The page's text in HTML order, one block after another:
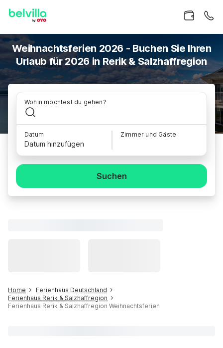
Weihnachtsferien 2026 - Buchen Sie Ihren
Urlaub für 2026 in Rerik & Salzhaffregion
Wohin möchtest du gehen?
Datum
Datum hinzufügen
Zimmer und Gäste
Suchen
Home
Ferienhaus Deutschland
Ferienhaus Rerik & Salzhaffregion
Ferienhaus Rerik & Salzhaffregion Weihnachtsferien